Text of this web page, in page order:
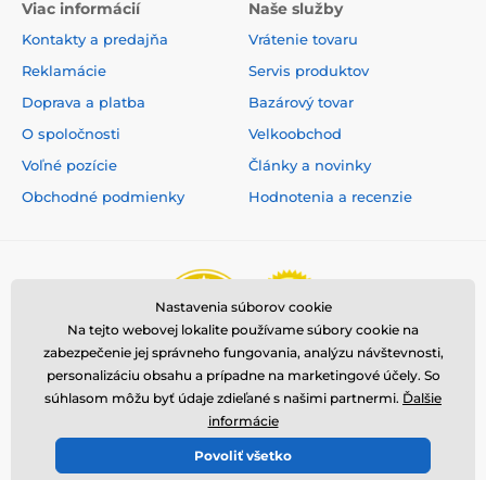
Viac informácií
Kontakty a predajňa
Reklamácie
Doprava a platba
O spoločnosti
Voľné pozície
Obchodné podmienky
Naše služby
Vrátenie tovaru
Servis produktov
Bazárový tovar
Velkoobchod
Články a novinky
Hodnotenia a recenzie
© 2026 www.reedog.sk ⦁ E-shop vytvorila
Nastavenia súborov cookie
Na tejto webovej lokalite používame súbory cookie na
zabezpečenie jej správneho fungovania, analýzu návštevnosti,
personalizáciu obsahu a prípadne na marketingové účely. So
súhlasom môžu byť údaje zdieľané s našimi partnermi. Ďalšie
informácie
Povoliť všetko